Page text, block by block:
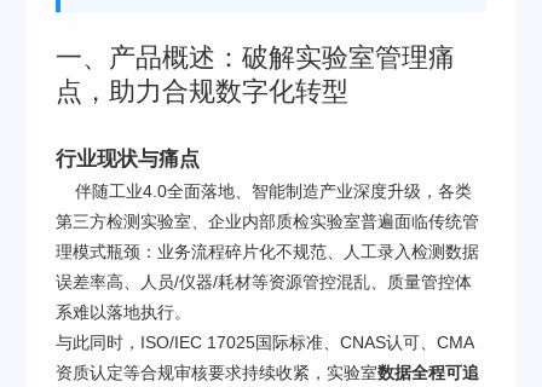
一、产品概述：破解实验室管理痛
点，助力合规数字化转型
行业现状与痛点
伴随工业4.0全面落地、智能制造产业深度升级，各类
第三方检测实验室、企业内部质检实验室普遍面临传统管
理模式瓶颈：业务流程碎片化不规范、人工录入检测数据
误差率高、人员/仪器/耗材等资源管控混乱、质量管控体
系难以落地执行。
与此同时，ISO/IEC 17025国际标准、CNAS认可、CMA
资质认定等合规审核要求持续收紧，实验室数据全程可追